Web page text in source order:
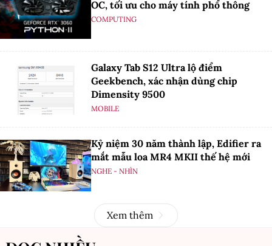
OC, tối ưu cho máy tính phổ thông
COMPUTING
Galaxy Tab S12 Ultra lộ điểm
Geekbench, xác nhận dùng chip
Dimensity 9500
MOBILE
Kỷ niệm 30 năm thành lập, Edifier ra
mắt mẫu loa MR4 MKII thế hệ mới
NGHE - NHÌN
Xem thêm